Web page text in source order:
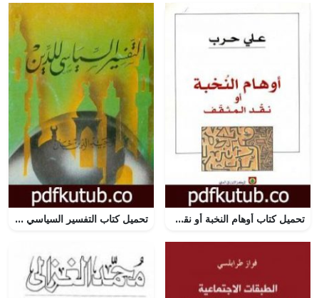
تحميل كتاب أوهام النخبة أو نقد المثقف PDF تأليف علي حرب مجانا [كامل] تحميل كتاب التفسير السياسي للدين PDF تأليف وحيد الدين خان مجانا [كامل]